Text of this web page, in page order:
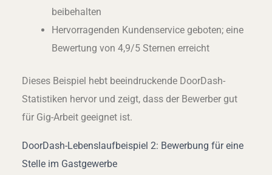
beibehalten
Hervorragenden Kundenservice geboten; eine
Bewertung von 4,9/5 Sternen erreicht
Dieses Beispiel hebt beeindruckende DoorDash-
Statistiken hervor und zeigt, dass der Bewerber gut
für Gig-Arbeit geeignet ist.
DoorDash-Lebenslaufbeispiel 2: Bewerbung für eine
Stelle im Gastgewerbe